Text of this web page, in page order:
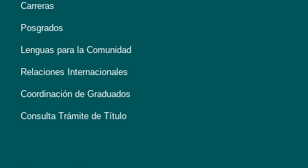
Carreras
Posgrados
Lenguas para la Comunidad
Relaciones Internacionales
Coordinación de Graduados
Consulta Trámite de Título